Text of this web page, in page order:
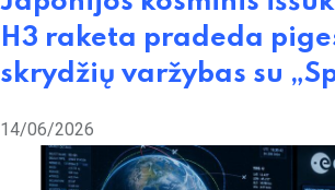
H3 raketa pradeda
skrydžių varžybas su
14/06/2026